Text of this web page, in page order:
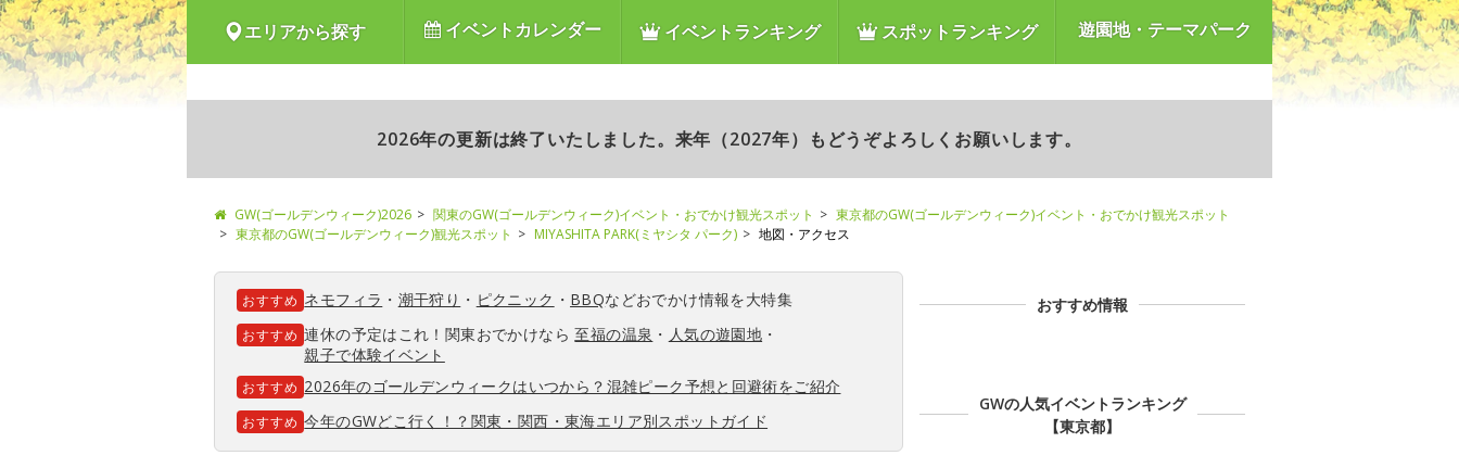
エリアから探す イベントカレンダー イベントランキング スポットランキング 遊園地・テーマパーク
2026年の更新は終了いたしました。来年（2027年）もどうぞよろしくお願いします。
GW(ゴールデンウィーク)2026 関東のGW(ゴールデンウィーク)イベント・おでかけ観光スポット
東京都のGW(ゴールデンウィーク)イベント・おでかけ観光スポット
東京都のGW(ゴールデンウィーク)観光スポット
MIYASHITA PARK(ミヤシタ パーク) 地図・アクセス
おすすめ ネモフィラ ・ 潮干狩り ・ ピクニック ・ BBQなどおでかけ情報を大特集
おすすめ 連休の予定はこれ！関東おでかけなら至福の温泉 ・ 人気の遊園地 ・
親子で体験イベント
おすすめ 2026年のゴールデンウィークはいつから？混雑ピーク予想と回避術をご紹介
おすすめ 今年のGWどこ行く！？関東・関西・東海エリア別スポットガイド
おすすめ情報
GWの人気イベントランキング
【東京都】